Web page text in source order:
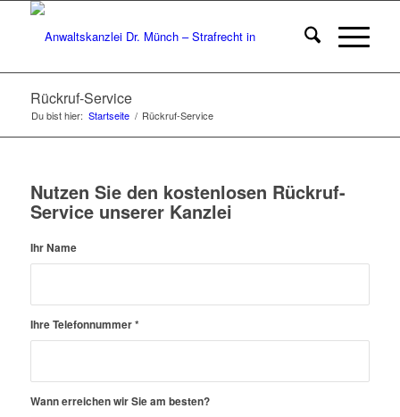
Rückruf-Service
Du bist hier: Startseite / Rückruf-Service
Nutzen Sie den kostenlosen Rückruf-
Service unserer Kanzlei
Ihr Name
Ihre Telefonnummer*
Wann erreichen wir Sie am besten?